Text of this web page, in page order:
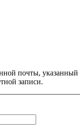
почты,
записи.